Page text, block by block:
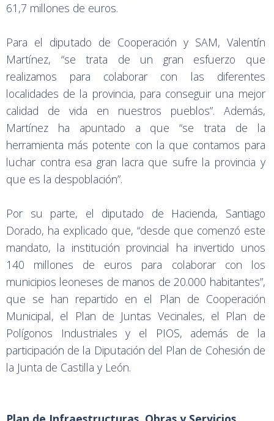
61,7 millones de euros.
Para el diputado de Cooperación y SAM, Valentín
Martínez, “se trata de un gran esfuerzo que
realizamos para colaborar con las diferentes
localidades de la provincia, para conseguir una mejor
calidad de vida en nuestros pueblos”. Además,
Martínez ha apuntado a que “se trata de la
herramienta más potente con la que contamos para
luchar contra esa gran lacra que sufre la provincia y
que es la despoblación”.
Por su parte, el diputado de Hacienda, Santiago
Dorado, ha explicado que, “desde que comenzó este
mandato, la institución provincial ha invertido unos
140 millones de euros para colaborar con los
municipios leoneses de manos de 20.000 habitantes”,
que se han repartido en el Plan de Cooperación
Municipal, el Plan de Juntas Vecinales, el Plan de
Polígonos Industriales y el PIOS, además de la
participación de la Diputación del Plan de Cohesión de
la Junta de Castilla y León.